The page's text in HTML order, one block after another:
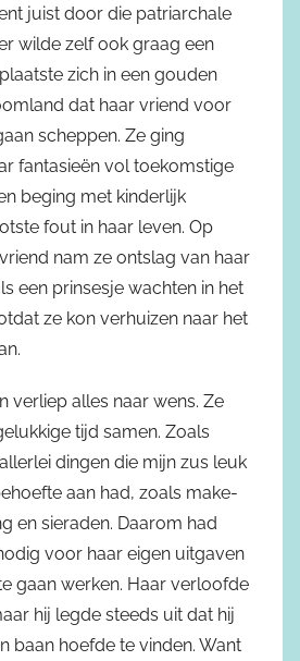
juist door die patriarchale
wilde zelf ook graag een
zich in een gouden
dat haar vriend voor
scheppen. Ze ging
fantasieën vol toekomstige
beging met kinderlijk
fout in haar leven. Op
nam ze ontslag van haar
een prinsesje wachten in het
ze kon verhuizen naar het
verliep alles naar wens. Ze
tijd samen. Zoals
dingen die mijn zus leuk
aan had, zoals make-
en sieraden. Daarom had
voor haar eigen uitgaven
gaan werken. Haar verloofde
hij legde steeds uit dat hij
baan hoefde te vinden. Want